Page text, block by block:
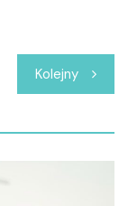
Kolejny